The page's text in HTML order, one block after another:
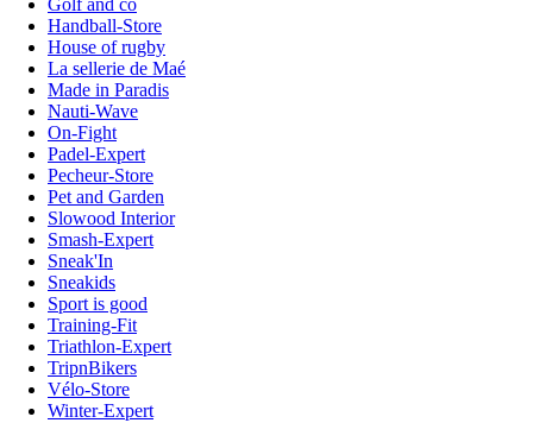
Golf and co
Handball-Store
House of rugby
La sellerie de Maé
Made in Paradis
Nauti-Wave
On-Fight
Padel-Expert
Pecheur-Store
Pet and Garden
Slowood Interior
Smash-Expert
Sneak'In
Sneakids
Sport is good
Training-Fit
Triathlon-Expert
TripnBikers
Vélo-Store
Winter-Expert